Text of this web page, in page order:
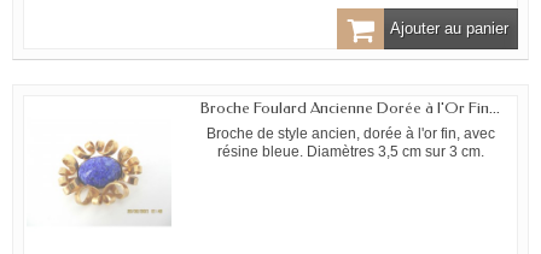
Ajouter au panier
Broche Foulard Ancienne Dorée à l'Or Fin...
Broche de style ancien, dorée à l'or fin, avec
résine bleue. Diamètres 3,5 cm sur 3 cm.